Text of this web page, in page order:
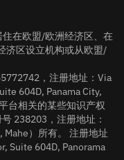
在欧盟/欧洲经济区、在
济区设立机构或从欧盟/
，注册地址：Via
604D, Panama City,
台相关的某些知识产权
238203，注册地址：
Mahe）所有。 注册地址
Suite 604D, Panorama